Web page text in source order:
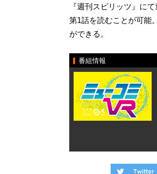
『週刊スピリッツ』に
第1話を読むことが可能
ができる。
番組情報